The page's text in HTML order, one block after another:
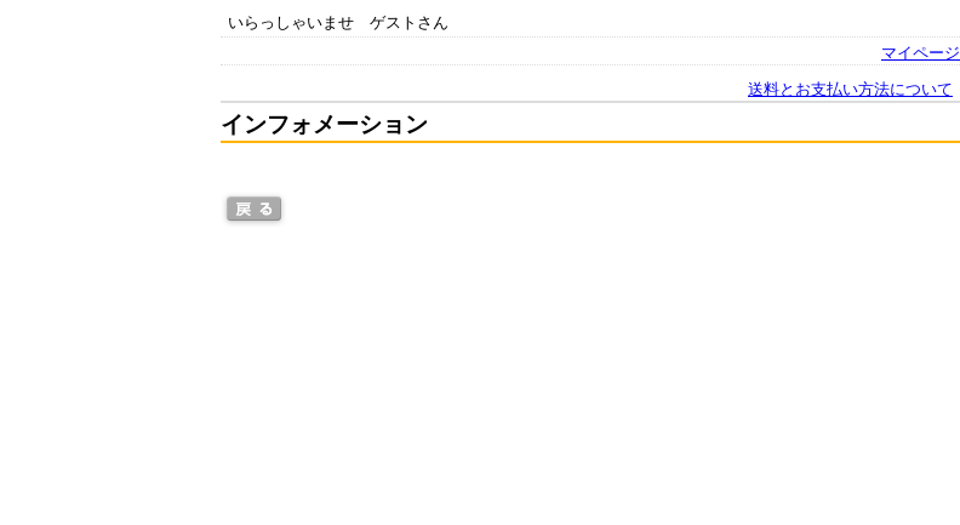
いらっしゃいませ ゲストさん
マイページ
送料とお支払い方法について
インフォメーション